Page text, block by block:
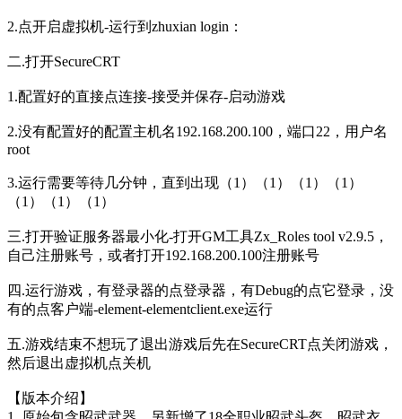
2.点开启虚拟机-运行到zhuxian login：
二.打开SecureCRT
1.配置好的直接点连接-接受并保存-启动游戏
2.没有配置好的配置主机名192.168.200.100，端口22，用户名
root
3.运行需要等待几分钟，直到出现（1）（1）（1）（1）
（1）（1）（1）
三.打开验证服务器最小化-打开GM工具Zx_Roles tool v2.9.5，
自己注册账号，或者打开192.168.200.100注册账号
四.运行游戏，有登录器的点登录器，有Debug的点它登录，没
有的点客户端-element-elementclient.exe运行
五.游戏结束不想玩了退出游戏后先在SecureCRT点关闭游戏，
然后退出虚拟机点关机
【版本介绍】